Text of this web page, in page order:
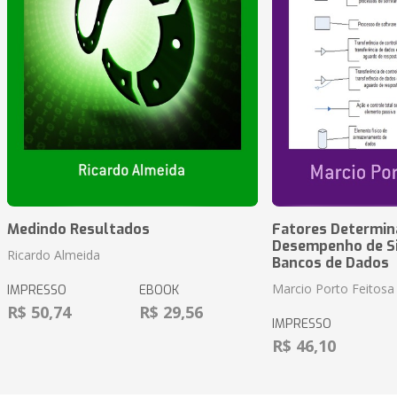
Medindo Resultados
Ricardo Almeida
IMPRESSO
R$ 50,74
EBOOK
R$ 29,56
Fatores
Desempenho de
Bancos de Dados
Marcio Porto Feitosa
IMPRESSO
R$ 46,10